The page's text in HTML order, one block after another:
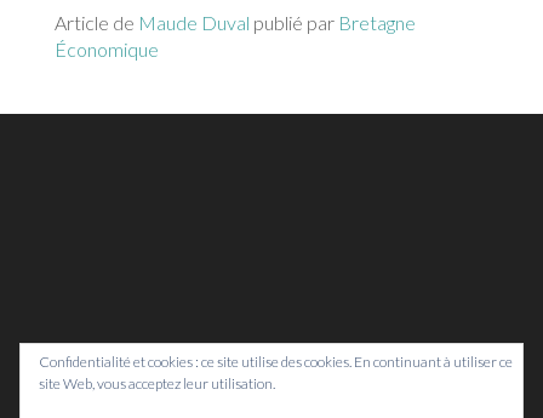
Article de Maude Duval publié par Bretagne
Économique
Confidentialité et cookies : ce site utilise des cookies. En continuant à utiliser ce
site Web, vous acceptez leur utilisation.